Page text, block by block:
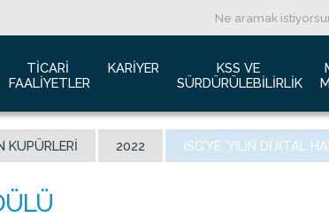
Raporu
TICARI
FAALIYETLER
Havacılık Pazarlama
Reklam Fırsatları
Kiralık Alanlar
KARIYER
İş başvurusu
İnsan Kaynakları Politikası
KSS VE
SÜRDÜRÜLEBILIRLIK
Yeşil Havaalanı Projesi
Engelsiz Havaalanı
KUPÜRLERI 2022 İSG’YE ’YILIN DIJITAL